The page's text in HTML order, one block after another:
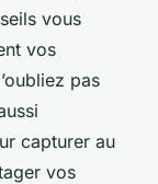
vous
vos
pas
capturer au
vos